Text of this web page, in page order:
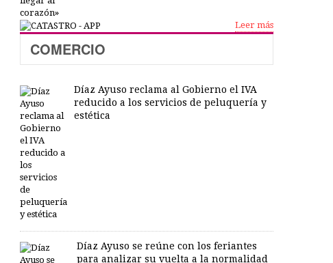
Leer más
COMERCIO
Díaz Ayuso reclama al Gobierno el IVA
reducido a los servicios de peluquería y
estética
Díaz Ayuso se reúne con los feriantes
para analizar su vuelta a la normalidad